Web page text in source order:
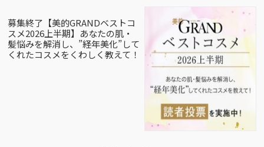
募集終了【美的GRANDベストコ
スメ2026上半期】あなたの肌・
髪悩みを解消し、”経年美化”して
くれたコスメをくわしく教えて！